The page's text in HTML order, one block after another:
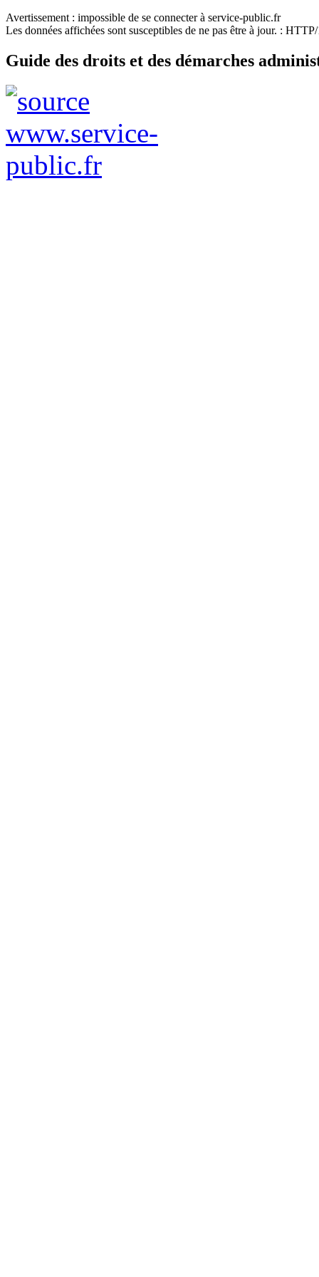
Avertissement : impossible de se connecter à service-public.fr
Les données affichées sont susceptibles de ne pas être à jour. :
Guide des droits et des démarches